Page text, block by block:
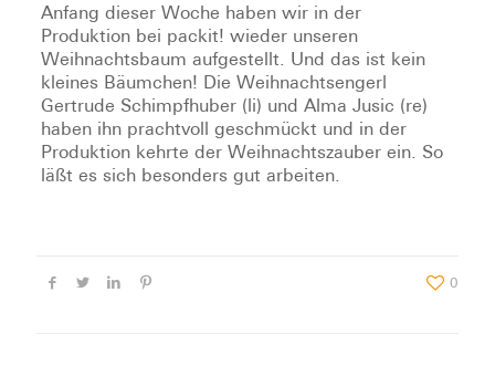
Anfang dieser Woche haben wir in der
Produktion bei packit! wieder unseren
Weihnachtsbaum aufgestellt. Und das ist kein
kleines Bäumchen! Die Weihnachtsengerl
Gertrude Schimpfhuber (li) und Alma Jusic (re)
haben ihn prachtvoll geschmückt und in der
Produktion kehrte der Weihnachtszauber ein. So
läßt es sich besonders gut arbeiten.
0